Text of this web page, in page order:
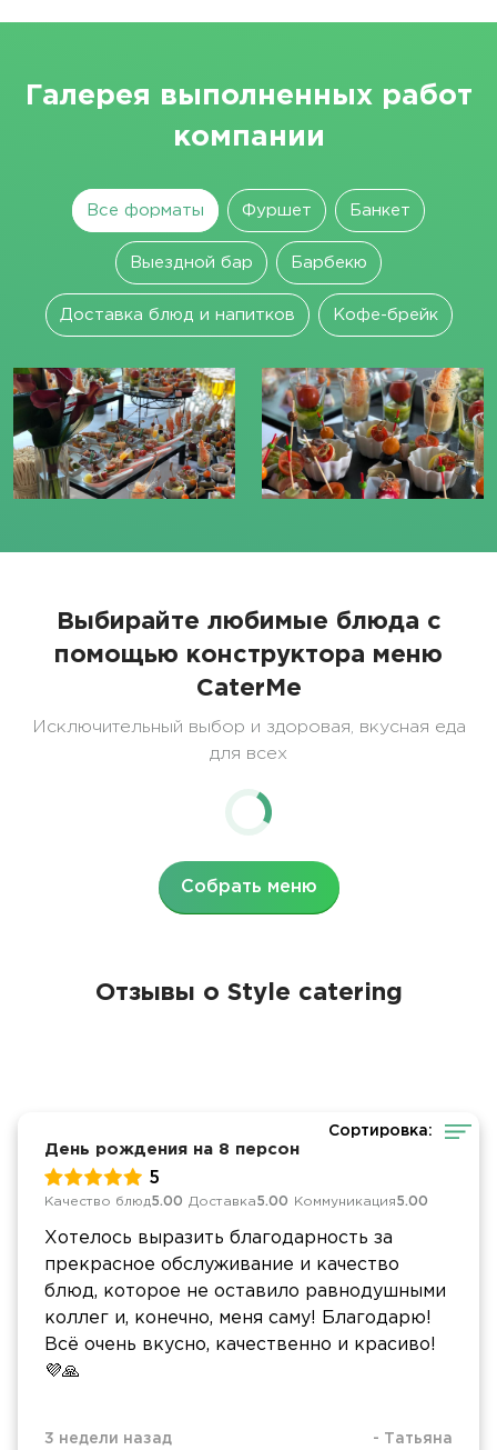
Галерея выполненных работ
компании
Все форматы Фуршет Банкет
Выездной бар Барбекю
Доставка блюд и напитков Кофе-брейк
Выбирайте любимые блюда с
помощью конструктора меню
CaterMe
Исключительный выбор и здоровая, вкусная еда
для всех
Собрать меню
Отзывы о Style catering
Сортировка:
День рождения на 8 персон
5
Качество блюд5.00 Доставка5.00 Коммуникация5.00
Хотелось выразить благодарность за
прекрасное обслуживание и качество
блюд, которое не оставило равнодушными
коллег и, конечно, меня саму! Благодарю!
Всё очень вкусно, качественно и красиво!
💜🙏
3 недели назад - Татьяна